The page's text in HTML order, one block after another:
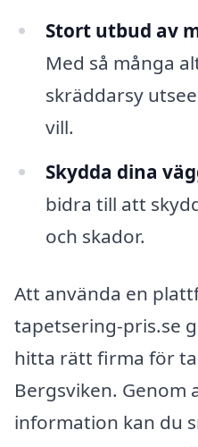
Stort utbud av
Med så många
skräddarsy
vill.
Skydda dina
bidra till att
och skador.
Att använda en
tapetsering-pris.se
hitta rätt firma för
Bergsviken. Genom
information kan du